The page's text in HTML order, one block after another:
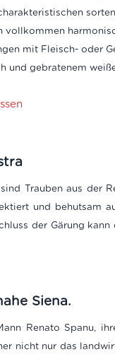
vollkommen
mit Fleisch- oder
gebratenem
Trauben aus der
und behutsam
der Gärung
Siena.
Renato Spanu,
nicht nur das